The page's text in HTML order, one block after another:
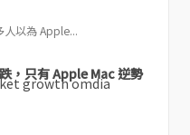
人以為 Apple...
，只有 Apple Mac 逆勢